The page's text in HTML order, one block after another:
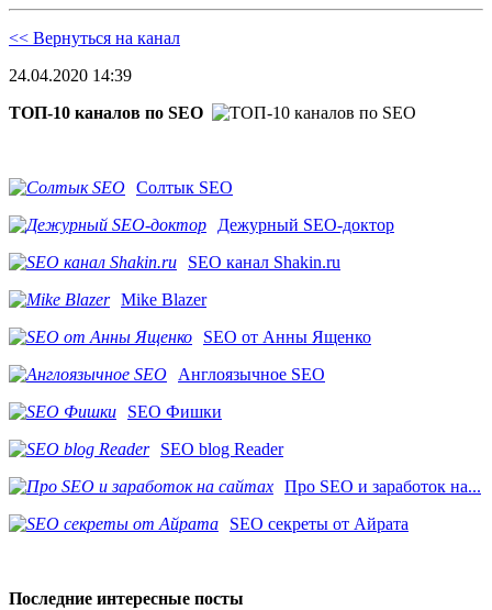
<< Вернуться на канал
24.04.2020 14:39
ТОП-10 каналов по SEO
Солтык SEO
Дежурный SEO-доктор
SEO канал Shakin.ru
Mike Blazer
SEO от Анны Ященко
Англоязычное SEO
SEO Фишки
SEO blog Reader
Про SEO и заработок на...
SEO секреты от Айрата
Последние интересные посты